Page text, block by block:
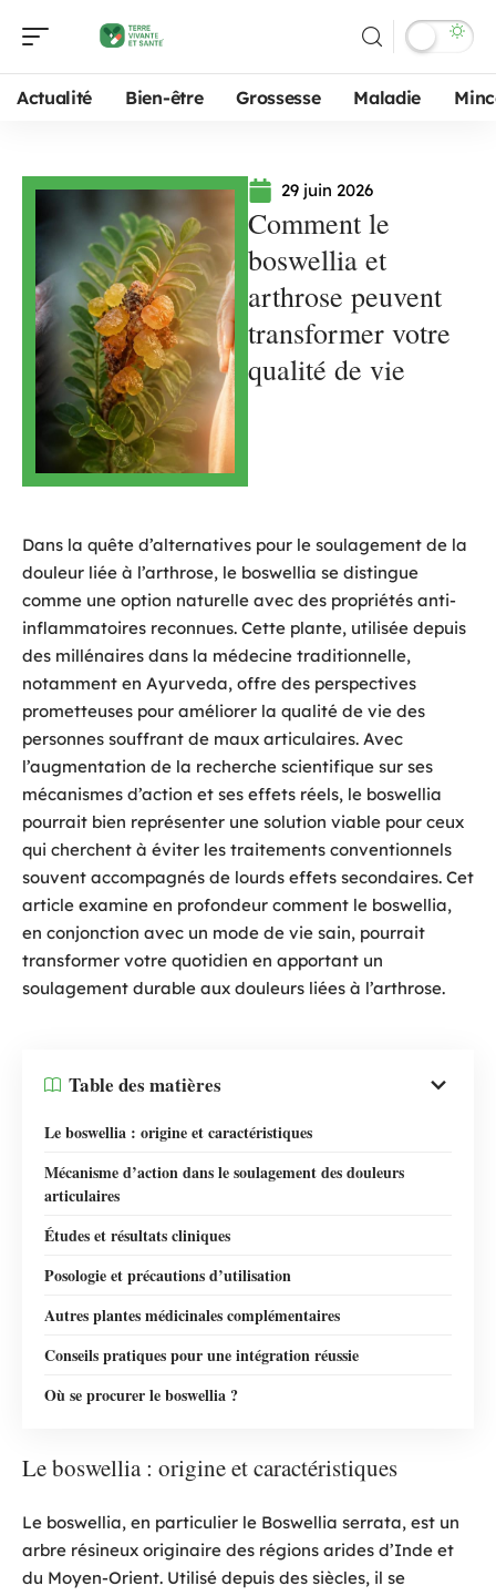
Actualité Bien-être Grossesse Maladie
29 juin 2026
Comment le
boswellia et
arthrose peuvent
transformer votre
qualité de vie
Dans la quête d’alternatives pour le soulagement de la
douleur liée à l’arthrose, le boswellia se distingue
comme une option naturelle avec des propriétés anti-
inflammatoires reconnues. Cette plante, utilisée depuis
des millénaires dans la médecine traditionnelle,
notamment en Ayurveda, offre des perspectives
prometteuses pour améliorer la qualité de vie des
personnes souffrant de maux articulaires. Avec
l’augmentation de la recherche scientifique sur ses
mécanismes d’action et ses effets réels, le boswellia
pourrait bien représenter une solution viable pour ceux
qui cherchent à éviter les traitements conventionnels
souvent accompagnés de lourds effets secondaires. Cet
article examine en profondeur comment le boswellia,
en conjonction avec un mode de vie sain, pourrait
transformer votre quotidien en apportant un
soulagement durable aux douleurs liées à l’arthrose.
Table des matières
Le boswellia : origine et caractéristiques
Mécanisme d’action dans le soulagement des douleurs
articulaires
Études et résultats cliniques
Posologie et précautions d’utilisation
Autres plantes médicinales complémentaires
Conseils pratiques pour une intégration réussie
Où se procurer le boswellia ?
Le boswellia : origine et caractéristiques
Le boswellia, en particulier le Boswellia serrata, est un
arbre résineux originaire des régions arides d’Inde et
du Moyen-Orient. Utilisé depuis des siècles, il se